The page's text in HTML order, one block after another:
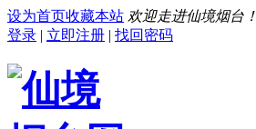
设为首页收藏本站 欢迎走进仙境烟台！
登录 | 立即注册 | 找回密码